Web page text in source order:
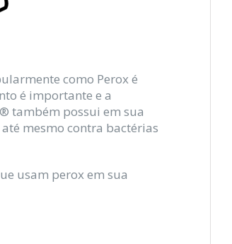
como Perox é
é importante e a
também possui em sua
mesmo contra bactérias
usam perox em sua